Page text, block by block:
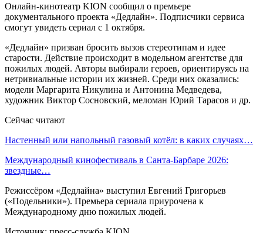
Онлайн-кинотеатр KION сообщил о премьере
документального проекта «Дедлайн». Подписчики сервиса
смогут увидеть сериал с 1 октября.
«Дедлайн» призван бросить вызов стереотипам и идее
старости. Действие происходит в модельном агентстве для
пожилых людей. Авторы выбирали героев, ориентируясь на
нетривиальные истории их жизней. Среди них оказались:
модели Маргарита Никулина и Антонина Медведева,
художник Виктор Сосновский, меломан Юрий Тарасов и др.
Сейчас читают
Настенный или напольный газовый котёл: в каких случаях…
Международный кинофестиваль в Санта-Барбаре 2026:
звездные…
Режиссёром «Дедлайна» выступил Евгений Григорьев
(«Подельники»). Премьера сериала приурочена к
Международному дню пожилых людей.